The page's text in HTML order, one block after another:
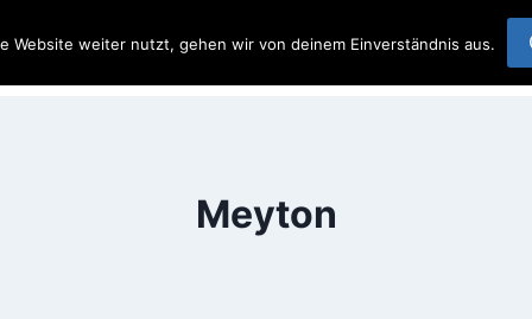
Wetterau Startseite
Meyton
Website weiter nutzt, gehen wir von deinem Einverständnis aus.